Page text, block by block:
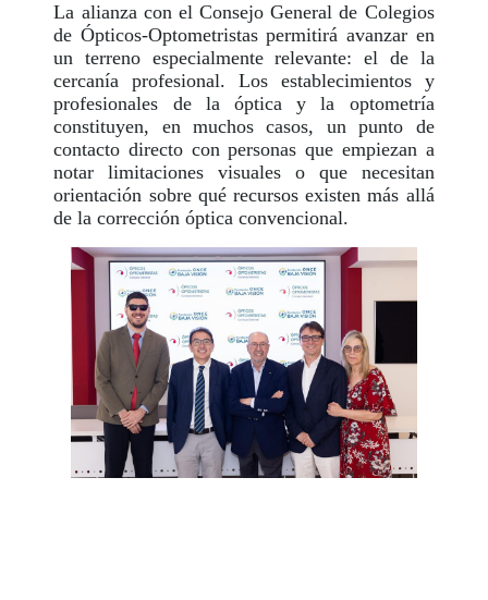
La alianza con el Consejo General de Colegios
de Ópticos-Optometristas permitirá avanzar en
un terreno especialmente relevante: el de la
cercanía profesional. Los establecimientos y
profesionales de la óptica y la optometría
constituyen, en muchos casos, un punto de
contacto directo con personas que empiezan a
notar limitaciones visuales o que necesitan
orientación sobre qué recursos existen más allá
de la corrección óptica convencional.